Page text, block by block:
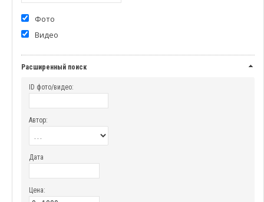
Фото
Видео
Расширенный поиск
ID фото/видео:
Автор:
Дата
Цена: